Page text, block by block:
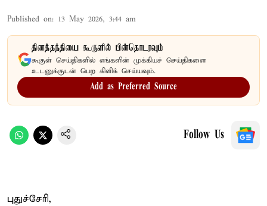
Published on: 13 May 2026, 3:44 am
தினத்தந்தியை கூகுளில் பின்தொடரவும்
கூகுள் செய்திகளில் எங்களின் முக்கியச் செய்திகளை
உடனுக்குடன் பெற கிளிக் செய்யவும்.
Add as Preferred Source
Follow Us
புதுச்சேரி,